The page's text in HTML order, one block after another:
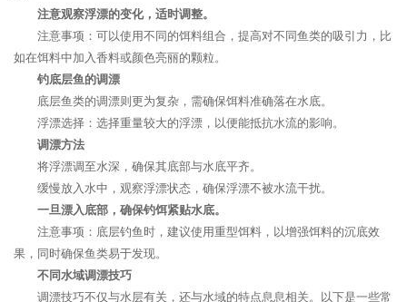
注意观察浮漂的变化，适时调整。
注意事项：可以使用不同的饵料组合，提高对不同鱼类的吸引力，比
如在饵料中加入香料或颜色亮丽的颗粒。
钓底层鱼的调漂
底层鱼类的调漂则更为复杂，需确保饵料准确落在水底。
浮漂选择：选择重量较大的浮漂，以便能抵抗水流的影响。
调漂方法
将浮漂调至水深，确保其底部与水底平齐。
缓慢放入水中，观察浮漂状态，确保浮漂不被水流干扰。
一旦漂入底部，确保钓饵紧贴水底。
注意事项：底层钓鱼时，建议使用重型饵料，以增强饵料的沉底效
果，同时确保鱼类易于发现。
不同水域调漂技巧
调漂技巧不仅与水层有关，还与水域的特点息息相关。以下是一些常